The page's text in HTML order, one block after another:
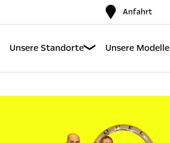
Anfahrt
Unsere Standorte Unsere Modelle